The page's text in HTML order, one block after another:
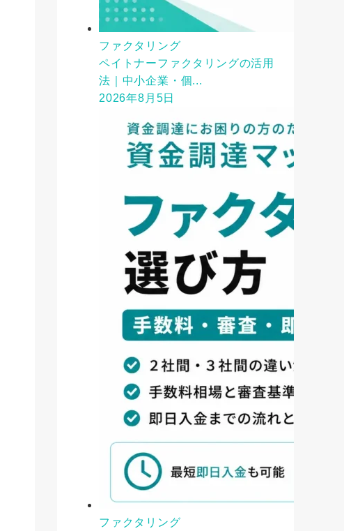
ファクタリング
ペイトナーファクタリングの活用
法｜中小企業・個...
2026年8月5日
ファクタリング